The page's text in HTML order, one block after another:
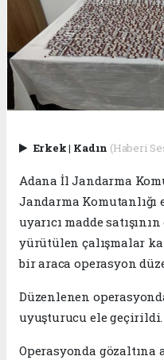
Erkek| Kadın (Haberi
Adana İl Jandarma
Jandarma
uyarıcı madde
yürütülen çalışmalar
bir araca operasyon
Düzenlenen
uyuşturucu ele geçirildi.
Operasyonda gözaltına